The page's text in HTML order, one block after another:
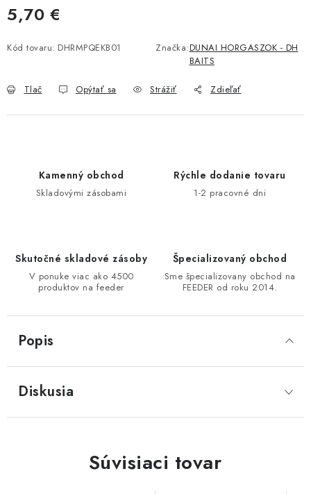
Doprava
5,70 €
Kód tovaru: DHRMPQEKB01 Značka:DUNAI HORGASZOK - DH
BAITS
Tlač Opýtať sa Strážiť Zdieľať
Kamenný obchod
Skladovými zásobami
Rýchle dodanie tovaru
1-2 pracovné dni
Skutočné skladové zásoby
V ponuke viac ako 4500
produktov na feeder
Špecializovaný obchod
Sme špecializovany obchod na
FEEDER od roku 2014.
Popis
Diskusia
Súvisiaci tovar